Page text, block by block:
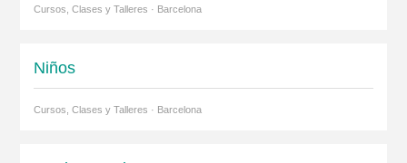
Cursos, Clases y Talleres · Barcelona
Niños
Cursos, Clases y Talleres · Barcelona